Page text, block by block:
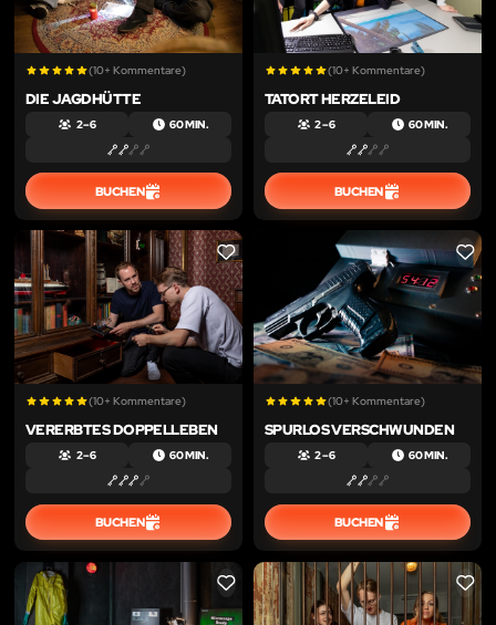
(10+ Kommentare)
DIE JAGDHÜTTE
2 – 6 60 MIN.
BUCHEN
(10+ Kommentare)
TATORT HERZELEID
2 – 6 60 MIN.
BUCHEN
LIKE
(10+ Kommentare)
VERERBTES DOPPELLEBEN
2 – 6 60 MIN.
BUCHEN
LIKE
(10+ Kommentare)
SPURLOS VERSCHWUNDEN
2 – 6 60 MIN.
BUCHEN
LIKE LIKE